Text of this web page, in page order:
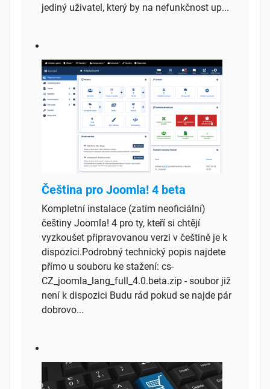
jediný uživatel, který by na nefunkčnost up...
Čeština pro Joomla! 4 beta
Kompletní instalace (zatím neoficiální)
češtiny Joomla! 4 pro ty, kteří si chtějí
vyzkoušet připravovanou verzi v češtině je k
dispozici.Podrobný technický popis najdete
přímo u souboru ke stažení: cs-
CZ_joomla_lang_full_4.0.beta.zip - soubor již
není k dispozici Budu rád pokud se najde pár
dobrovo...